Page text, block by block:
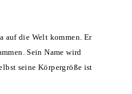
auf die Welt kommen. Er
Sein Name wird
seine Körpergröße ist